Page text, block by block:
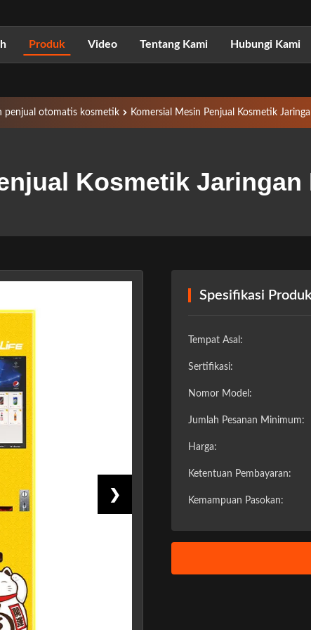
Produk Video Tentang Kami Hubungi Kami
penjual otomatis kosmetik Komersial Mesin Penjual Kosmetik
Kosmetik Jaringan
❯
Spesifikasi Produk
Tempat Asal:
Sertifikasi:
Nomor Model:
Jumlah Pesanan Minimum:
Harga:
Ketentuan Pembayaran:
Kemampuan Pasokan: